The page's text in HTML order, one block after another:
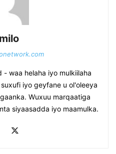
- waa helaha iyo mulkiilaha
iyo geyfane u ol'oleeya
Wuxuu marqaatiga
siyaasadda iyo maamulka.